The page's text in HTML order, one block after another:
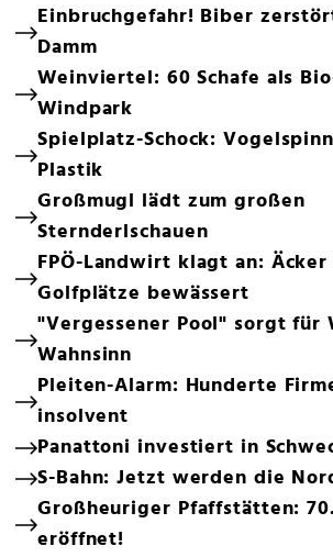
Einbruchgefahr! Biber
Damm
Weinviertel: 60 Schafe als
Windpark
Spielplatz-Schock:
Plastik
Großmugl lädt zum großen
Sternderlschauen
FPÖ-Landwirt klagt an:
Golfplätze bewässert
"Vergessener Pool" sorgt für
Wahnsinn
Pleiten-Alarm: Hunderte
insolvent
Panattoni investiert in
S-Bahn: Jetzt werden die
Großheuriger Pfaffstätten:
eröffnet!